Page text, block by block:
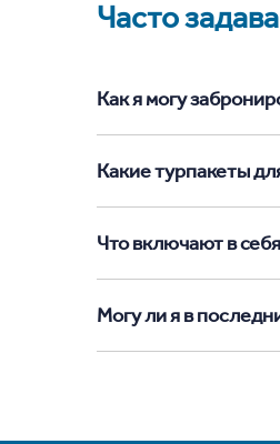
Часто
Как я могу
Какие турпакеты
Что включают в
Могу ли я в